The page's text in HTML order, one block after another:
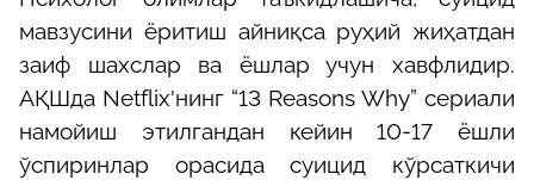
мавзусини ёритиш айниқса руҳий жиҳатдан
заиф шахслар ва ёшлар учун хавфлидир.
АҚШда Netflix'нинг “13 Reasons Why” сериали
намойиш этилгандан кейин 10-17 ёшли
ўспиринлар орасида суицид кўрсаткичи